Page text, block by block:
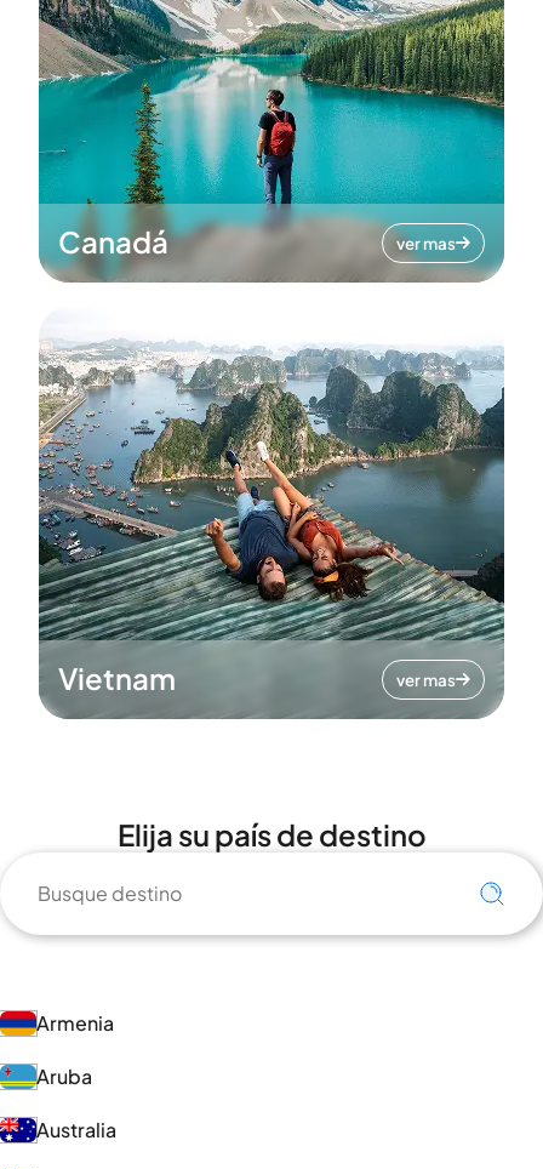
Canadá ver mas
Vietnam ver mas
Elija su país de destino
Armenia
Aruba
Australia